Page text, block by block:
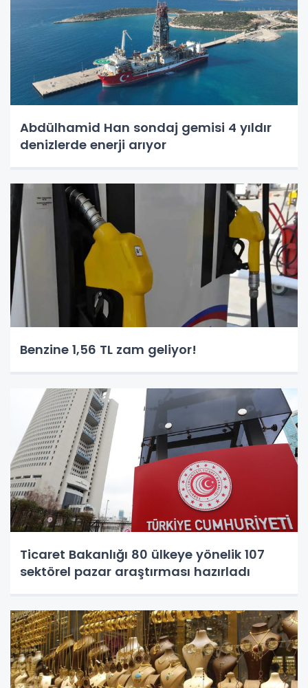
Abdülhamid Han sondaj gemisi 4 yıldır
denizlerde enerji arıyor
Benzine 1,56 TL zam geliyor!
Ticaret Bakanlığı 80 ülkeye yönelik 107
sektörel pazar araştırması hazırladı